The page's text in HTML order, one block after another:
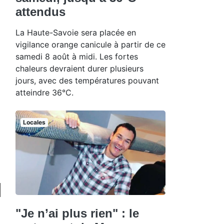
attendus
La Haute-Savoie sera placée en
vigilance orange canicule à partir de ce
samedi 8 août à midi. Les fortes
chaleurs devraient durer plusieurs
jours, avec des températures pouvant
atteindre 36°C.
Locales
"Je n’ai plus rien" : le